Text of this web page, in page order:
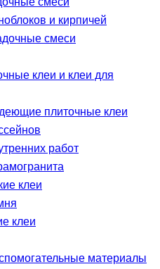
и кирпичей
смеси
клеи и клеи для
плиточные клеи
работ
клеи
клеи
материалы